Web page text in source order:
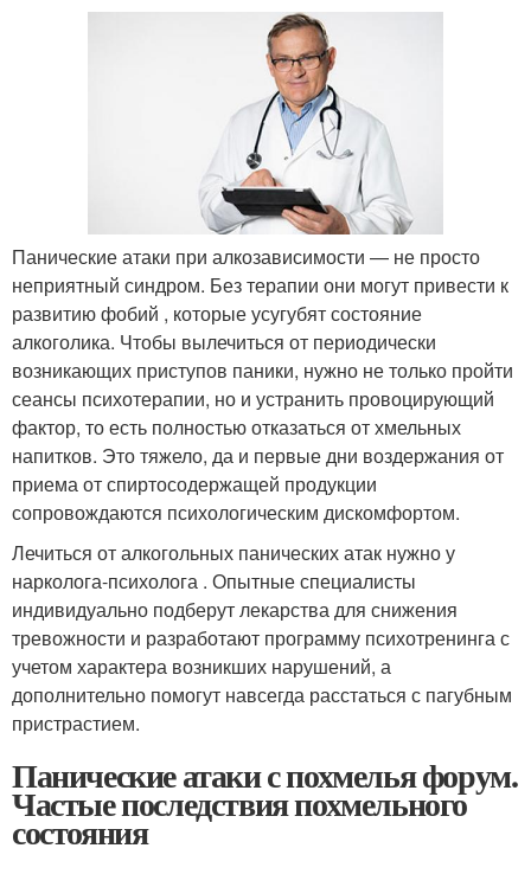
Панические атаки при алкозависимости — не просто
неприятный синдром. Без терапии они могут привести к
развитию фобий , которые усугубят состояние
алкоголика. Чтобы вылечиться от периодически
возникающих приступов паники, нужно не только пройти
сеансы психотерапии, но и устранить провоцирующий
фактор, то есть полностью отказаться от хмельных
напитков. Это тяжело, да и первые дни воздержания от
приема от спиртосодержащей продукции
сопровождаются психологическим дискомфортом.
Лечиться от алкогольных панических атак нужно у
нарколога-психолога . Опытные специалисты
индивидуально подберут лекарства для снижения
тревожности и разработают программу психотренинга с
учетом характера возникших нарушений, а
дополнительно помогут навсегда расстаться с пагубным
пристрастием.
Панические атаки с похмелья форум.
Частые последствия похмельного
состояния